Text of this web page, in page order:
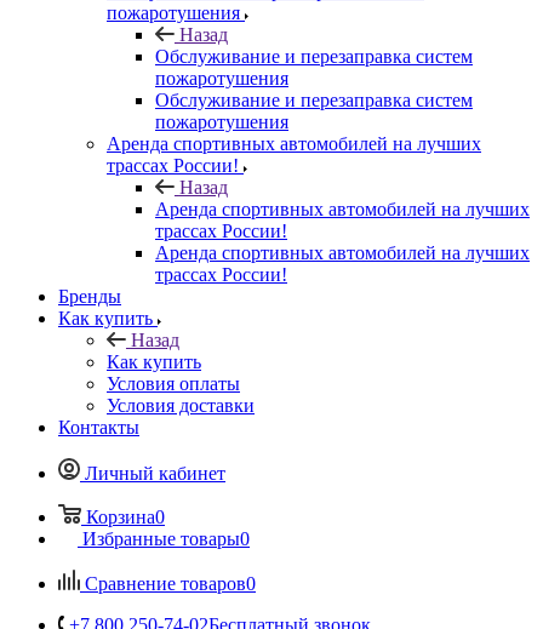
пожаротушения
Назад
Обслуживание и перезаправка систем
пожаротушения
Обслуживание и перезаправка систем
пожаротушения
Аренда спортивных автомобилей на лучших
трассах России!
Назад
Аренда спортивных автомобилей на лучших
трассах России!
Аренда спортивных автомобилей на лучших
трассах России!
Бренды
Как купить
Назад
Как купить
Условия оплаты
Условия доставки
Контакты
Личный кабинет
Корзина0
Избранные товары0
Сравнение товаров0
+7 800 250-74-02Бесплатный звонок